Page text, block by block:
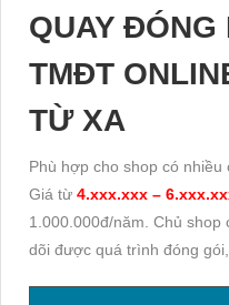
QUAY ĐÓNG
TMĐT
TỪ XA
Phù hợp cho shop có
Giá từ 4.xxx.xxx –
1.000.000đ/năm. Chủ shop
dõi được quá trình đóng